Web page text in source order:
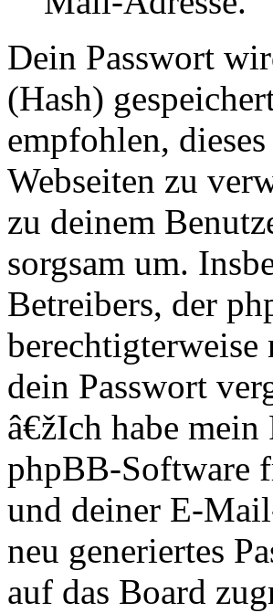
Dein Passwort
(Hash)
empfohlen,
Webseiten zu
zu deinem
sorgsam um.
Betreibers, der
berechtigterweise
dein Passwort
â€žIch habe mein
phpBB-Software
und deiner E-
neu generiertes
auf das Board